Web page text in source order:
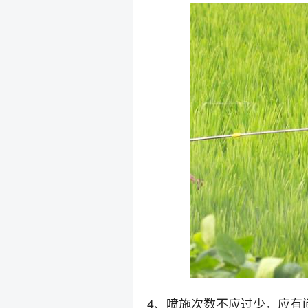
4、喷施次数不应过少，应有